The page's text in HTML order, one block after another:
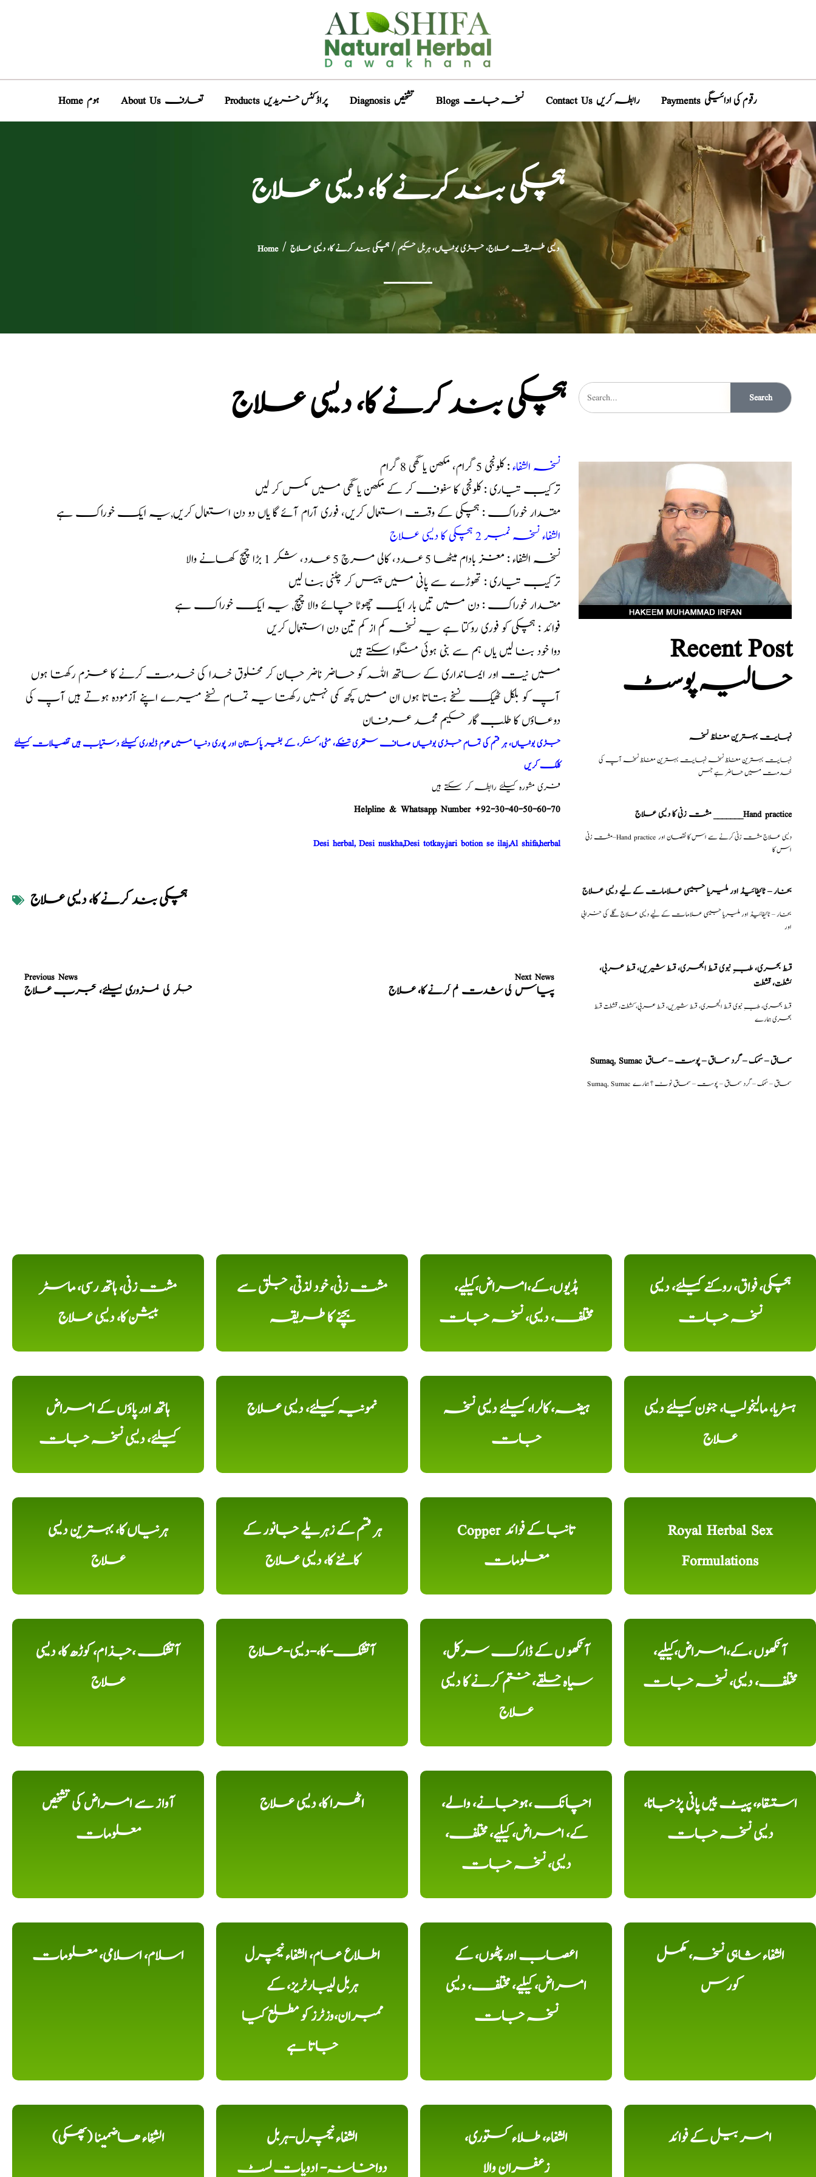
Home ہوم About Us تعارف Products پراڈکٹس خریدیں Diagnosis تشخیص Blogs نسخہ جات Contact Us رابطہ کریں Payments رقوم کی ادائیگی
ہچکی بند کرنے کا، دیسی علاج
Home/ دیسی طریقہ علاج، جڑی بوٹیاں، ہربل حکیم/ ہچکی بند کرنے کا، دیسی علاج
ہچکی بند کرنے کا، دیسی علاج
نسخہ الشفاء: کلونجی 5 گرام، مکھن یا گھی 8 گرام
ترکیب تیاری : کلونجی کا سفوف کر کے مکھن یا گھی میں مکس کر لیں
مقدار خوراک : ہچکی کے وقت استعمال کریں، فوری آرام آئے گا یاں دو دن استعمال کریں,یہ ایک خوراک ہے
الشفاء نسخہ نمبر 2 ہچکی کا دیسی علاج
نسخہ الشفاء : مغز بادام میٹھا 5 عدد، کالی مرچ 5 عدد، شکر 1 بڑا چمچ کھانے والا
ترکیب تیاری : تھوڑے سے پانی میں پیس کر چٹنی بنا لیں
مقدار خوراک : دن میں تیں بار ایک چھوٹا چائے والا چمچ, یہ ایک خوراک ہے
فوائد : ہچکی کو فوری روکتا ہے یہ نسخہ کم از کم تین دن استعمال کریں
دوا خود بنا لیں یاں ہم سے بنی ہوئی منگوا سکتے ہیں
میں نیت اور ایمانداری کے ساتھ اللہ کو حاضر ناضر جان کر مخلوق خدا کی خدمت کرنے کا عزم رکھتا ہوں
آپ کو بلکل ٹھیک نسخے بتاتا ہوں ان میں کچھ کمی نہیں رکھتا یہ تمام نسخے میرے اپنے آزمودہ ہوتے ہیں آپ کی
دوعاؤں کا طلب گار حکیم محمد عرفان
جڑی بوٹیاں، ہر قسم کی تمام جڑی بوٹیاں صاف ستھری تنکے، مٹی، کنکر، کے بغیر پاکستان اور پوری دنیا میں ھوم ڈلیوری کیلئے دستیاب ہیں تفصیلات کیلئے
کلک کریں
فری مشورہ کیلئے رابطہ کر سکتے ہیں
Helpline & Whatsapp Number +92-30-40-50-60-70
Desi herbal, Desi nuskha,Desi totkay,jari botion se ilaj,Al shifa,herbal
ہچکی بند کرنے کا، دیسی علاج
Previous News
جگر کی کمزوری کیلئے، مجرب علاج
Next News
پیاس کی شدت کم کرنے کا، علاج
Search
Recent Post
حالیہ پوسٹ
نہایت بہترین مغلظ نسخہ
نہایت بہترین مغلظ نسخہ نہایت بہترین مغلظ نسخہ آپ کی
خدمت میں حاضر ہے جس
مشت زنی کا دیسی علاج _______Hand practice
مشت زنی–Hand practice دیسی علاج مشت زنی کرنے سے اس کا نقصان اور
اس کا
بخار – ٹائیفائیڈ اور ملیریا جیسی علامات کے لیے دیسی علاج
بخار – ٹائیفائیڈ اور ملیریا جیسی علامات کے لیے دیسی علاج گلے کی خرابی
اور
قسط بحری، طبِ نبوی قسط البحری، قسط شیریں، قسط عربی،
كشطت، قشطت
بحری ہمارے
Sumaq, Sumac سماق – سُمک – گرد سماق – پوست – سماق
Sumaq, Sumac سماق – سُمک – گرد سماق – پوست – سماق نوٹ ؟ ہمارے
مشت زنی، ہاتھ رسی، ماسٹر
بیشن کا، دیسی علاج
مشت زنی، خود لذتی، جلق سے
بچنے کا طریقہ
ہڈیوں،کے،امراض،کیلیے،
مختلف، دیسی، نسخہ جات
ہچکی، فواق، روکنے کیلئے، دیسی
نسخہ جات
ہاتھ اور پاؤں کے امراض
کیلئے، دیسی نسخہ جات
نمونیہ کیلئے، دیسی علاج
ہیضہ، کالرا، کیلئے دیسی نسخہ
جات
ہسٹریا، مالیخولیا، جنون کیلئے دیسی
علاج
ہرنیاں کا، بہترین دیسی
علاج
ہر قسم کے زہریلے جانور کے
کاٹنے کا، دیسی علاج
Copper تانبا کے فوائد
معلومات
Royal Herbal Sex
Formulations
آتشک ،جذام، کوڑھ کا، دیسی
علاج
آتشک-کا،-دیسی-علاج
آنکھو ں کے ڈارک سرکل،
سیاہ حلقے، ختم کرنے کا دیسی
علاج
آنکھوں ،کے،امراض،کیلیے،
مختلف، دیسی، نسخہ جات
آواز سے امراض کی تشخیص
معلومات
اٹھرا کا، دیسی علاج
اچانک ،ہوجانے، والے،
کے، امراض، کیلیے، مختلف،
دیسی، نسخہ جات
استسقاء، پیٹ پیں پانی پڑجانا،
دیسی نسخہ جات
اسلام، اسلامی، معلومات
اطلاع عام، الشفاء نیچرل
ہربل لیبارٹریز، کے
ممبران،وزٹرز کو مطلع کیا
جاتا ہے
اعصاب اور پٹھوں، کے
امراض، کیلیے، مختلف، دیسی
نسخہ جات
الشفاء شاہی نسخہ، مکمل
کورس
الشِفاء ھاضمینا (پھکی)
الشفاء نیچرل-ہربل
دواخانہ- ادویات لسٹ
الشفاء، طلاء کستوری،
زعفران والا
امر بیل کے فوائد